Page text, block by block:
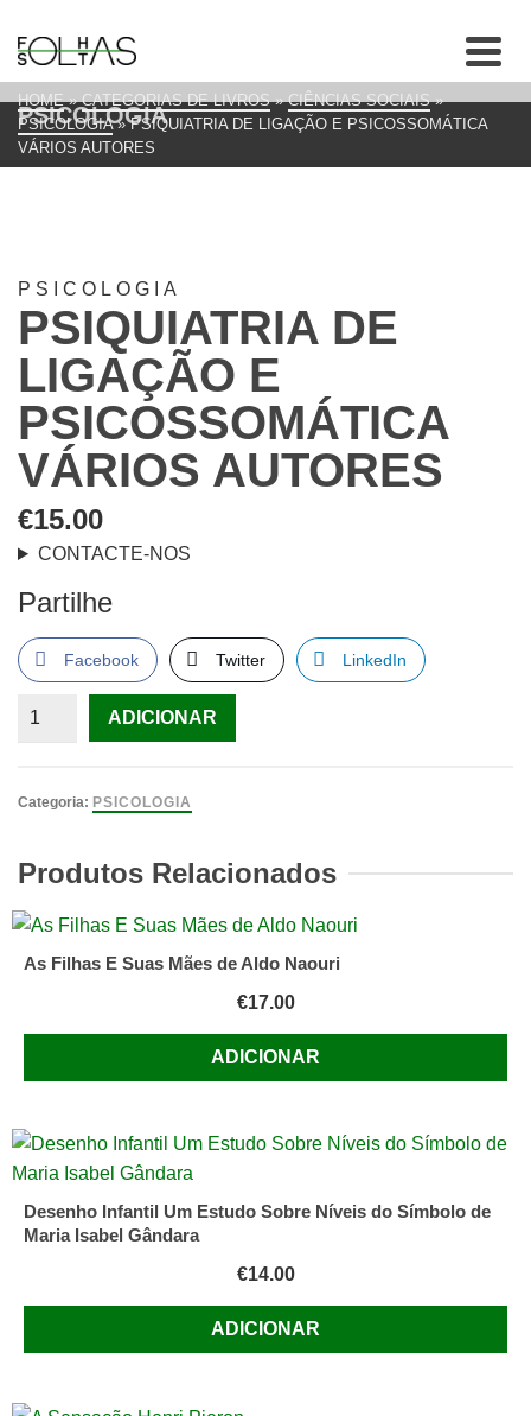
PSICOLOGIA
HOME » CATEGORIAS DE LIVROS » CIÊNCIAS SOCIAIS »
PSICOLOGIA » PSIQUIATRIA DE LIGAÇÃO E PSICOSSOMÁTICA
VÁRIOS AUTORES
PSICOLOGIA
PSIQUIATRIA DE
LIGAÇÃO E
PSICOSSOMÁTICA
VÁRIOS AUTORES
€15.00
CONTACTE-NOS
Partilhe
Facebook Twitter LinkedIn
Quantidade
de
psicossomática
Vários
ADICIONAR
Categoria: PSICOLOGIA
Produtos Relacionados
As Filhas E Suas Mães de Aldo Naouri
€17.00
ADICIONAR
Desenho Infantil Um Estudo Sobre Níveis do Símbolo de
Maria Isabel Gândara
€14.00
ADICIONAR